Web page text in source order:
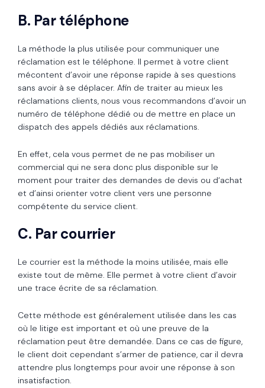
B. Par téléphone
La méthode la plus utilisée pour communiquer une
réclamation est le téléphone. Il permet à votre client
mécontent d’avoir une réponse rapide à ses questions
sans avoir à se déplacer. Afin de traiter au mieux les
réclamations clients, nous vous recommandons d’avoir un
numéro de téléphone dédié ou de mettre en place un
dispatch des appels dédiés aux réclamations.
En effet, cela vous permet de ne pas mobiliser un
commercial qui ne sera donc plus disponible sur le
moment pour traiter des demandes de devis ou d‘achat
et d’ainsi orienter votre client vers une personne
compétente du service client.
C. Par courrier
Le courrier est la méthode la moins utilisée, mais elle
existe tout de même. Elle permet à votre client d’avoir
une trace écrite de sa réclamation.
Cette méthode est généralement utilisée dans les cas
où le litige est important et où une preuve de la
réclamation peut être demandée. Dans ce cas de figure,
le client doit cependant s’armer de patience, car il devra
attendre plus longtemps pour avoir une réponse à son
insatisfaction.